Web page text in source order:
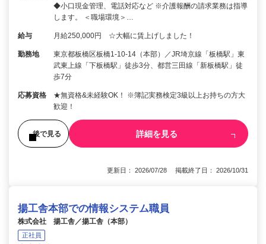
◆小口現金管理、電話対応など ※介護報酬の請求業務は指導
します。 ＜職場環境＞…
給与 月給250,000円 ☆大幅に賃上げしました！
勤務地
東京都板橋区板橋1-10-14（本部）／JR埼京線「板橋駅」東
武東上線「下板橋駅」徒歩3分、都営三田線「新板橋駅」徒
歩7分
応募資格
★無資格&未経験OK！ ※簿記実務検定3級以上お持ちの方大
歓迎！
後で見る 詳細を見る
更新日： 2026/07/28 掲載終了日： 2026/10/31
揚工舎本部での情報システム職員
株式会社 揚工舎／揚工舎（本部）
正社員